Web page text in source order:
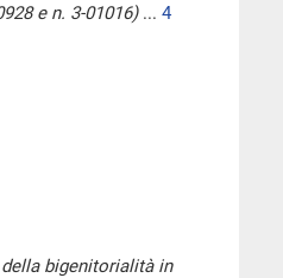
e n. 3-01016)... 4
bigenitorialità in